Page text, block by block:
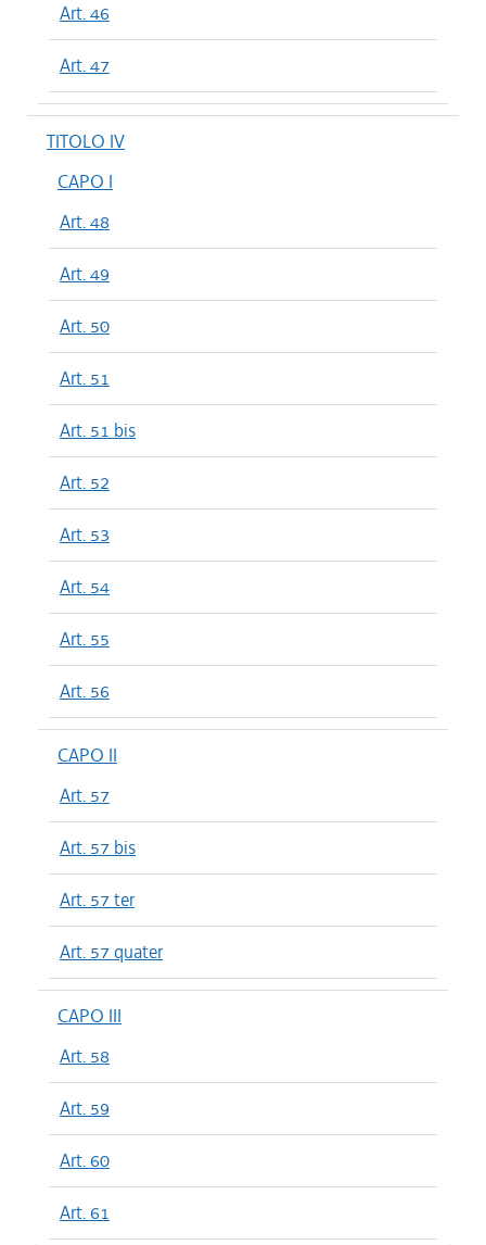
Art. 46
Art. 47
TITOLO IV
CAPO I
Art. 48
Art. 49
Art. 50
Art. 51
Art. 51 bis
Art. 52
Art. 53
Art. 54
Art. 55
Art. 56
CAPO II
Art. 57
Art. 57 bis
Art. 57 ter
Art. 57 quater
CAPO III
Art. 58
Art. 59
Art. 60
Art. 61